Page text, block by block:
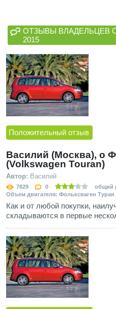
ОТЗЫВЫ ВЛАДЕЛЬЦЕВ
2015
Положительный отзыв
Василий (Москва), о
(Volkswagen Touran)
Автор: Василий
7829 0
общий
Объем двигателя: Фольксваген Туран
Как и от любой покупки,
складываются в первые